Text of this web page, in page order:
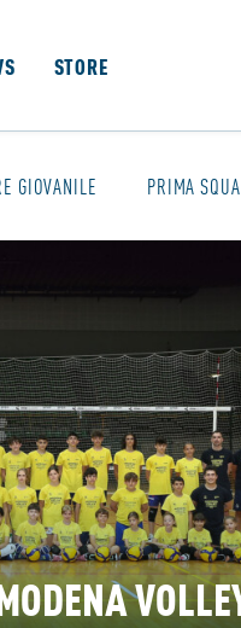
STORE
GIOVANILE PRIMA